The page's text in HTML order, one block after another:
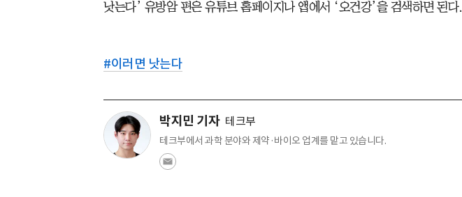
낫는다’ 유방암 편은 유튜브 홈페이지나 앱에서 ‘오건강’을 검색하면 된다.
#이러면 낫는다
박지민 기자 테크부
테크부에서 과학 분야와 제약·바이오 업계를 맡고 있습니다.